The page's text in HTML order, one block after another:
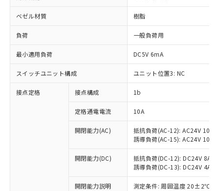
ベゼル材質 樹脂
負荷 一般負荷用
最小適用負荷 DC5V 6mA
スイッチユニット構成 ユニット位置3: NC
接点定格 接点構成 1b
定格通電電流 10A
開閉能力(AC)
抵抗負荷(AC-12): AC24V 10A/
誘導負荷(AC-15): AC24V
開閉能力(DC)
抵抗負荷(DC-12): DC24V 8A/
誘導負荷(DC-13): DC24V 4A/
開閉能力説明 測定条件: 周囲温度 20±2℃、
※1 対応状況
対応済み：EU RoHS指令（10物質）の
非含有に対応した製品が提供可能な商品で
対応予定：EU RoHS指令（10物質）の非含
有に対応した製品に切り替える予定のある